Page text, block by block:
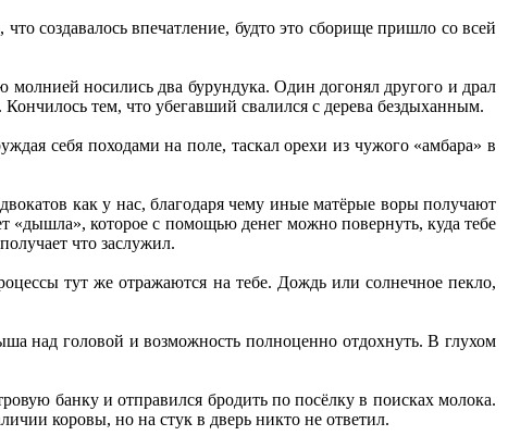
создавалось впечатление, будто это сборище пришло со всей
носились два бурундука. Один догонял другого и драл
Кончилось тем, что убегавший свалился с дерева бездыханным.
себя походами на поле, таскал орехи из чужого «амбара» в
как у нас, благодаря чему иные матёрые воры получают
«дышла», которое с помощью денег можно повернуть, куда тебе
что заслужил.
тут же отражаются на тебе. Дождь или солнечное пекло,
над головой и возможность полноценно отдохнуть. В глухом
банку и отправился бродить по посёлку в поисках молока.
коровы, но на стук в дверь никто не ответил.